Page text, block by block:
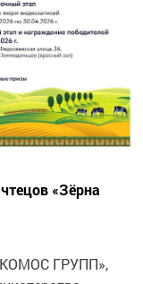
«Зёрна
ГРУПП»,